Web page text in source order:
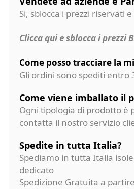
Si, sblocca i prezzi riservati
Clicca qui e sblocca i prezzi
Come posso tracciare la
Gli ordini sono spediti
Come viene imballato il
Ogni tipologia di prodotto è
contatta il nostro servizio
Spedite in tutta Italia?
Spediamo in tutta Italia
dedicato
Spedizione Gratuita a